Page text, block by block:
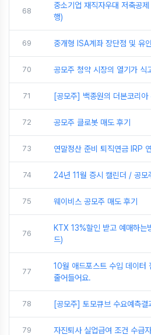
68
중소기업 재직자우대 저축공
행)
69 중개형 ISA계좌 장단점 및 유
70 공모주 청약 시장의 열기가 식
71 [공모주] 백종원의 더본코리
72 공모주 클로봇 매도 후기
73 연말정산 준비 퇴직연금 IRP
74 24년 11월 증시 캘린더 / 공모
75 웨이비스 공모주 매도 후기
76
KTX 13%할인 받고 예매하는
드)
77
10월 애드포스트 수입 데이터
줄어들어요.
78 [공모주] 토모큐브 수요예측
79 자진퇴사 실업급여 조건 수급